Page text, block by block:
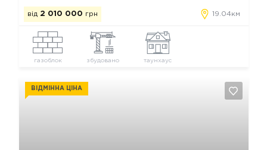
від 2 010 000 грн 19.04км
газоблок збудовано таунхаус
ВІДМІННА ЦІНА